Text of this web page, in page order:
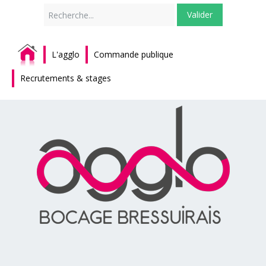
Valider
L'agglo Commande publique
Recrutements & stages